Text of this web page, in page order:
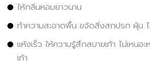
ให้กลิ่นหอมยาวนาน
ทำความสะอาดพื้น ขจัดสิ่งสกปรก ฝุ่น
แห้งเร็ว ให้ความรู้สึกสบายเท้า ไม่เหนอ
เท้า